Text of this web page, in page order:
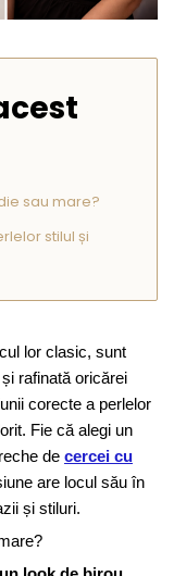
sau mare?
stilul și
lor clasic, sunt
rafinată oricărei
corecte a perlelor
Fie că alegi un
de cercei cu
are locul său în
și stiluri.